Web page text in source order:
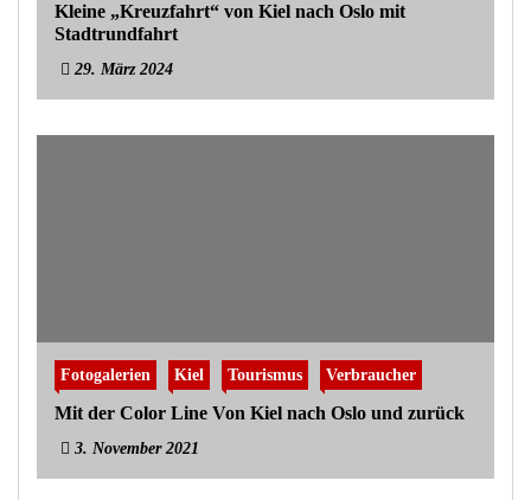
Kleine „Kreuzfahrt“ von Kiel nach Oslo mit
Stadtrundfahrt
29. März 2024
Fotogalerien Kiel Tourismus Verbraucher
Mit der Color Line Von Kiel nach Oslo und zurück
3. November 2021